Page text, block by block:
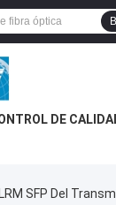
DE
SFP Del